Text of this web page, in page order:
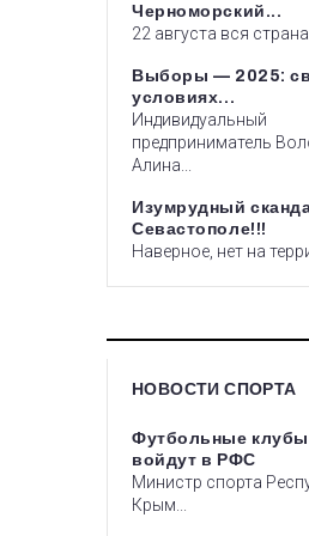
Черноморский...
22 августа вся страна...
Выборы — 2025:
условиях...
Индивидуальный
предприниматель
Алина...
Изумрудный
Севастополе!!!
Наверное, нет на
НОВОСТИ СПОРТА
Футбольные
войдут в РФС
Министр спорта
Крым...